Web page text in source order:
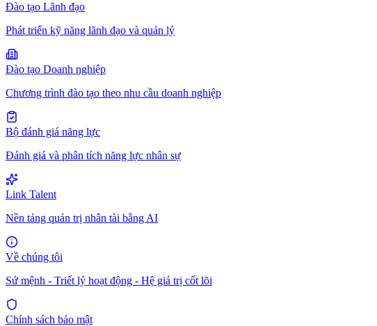
Đào tạo Lãnh đạo
Phát triển kỹ năng lãnh đạo và quản lý
Đào tạo Doanh nghiệp
Chương trình đào tạo theo nhu cầu doanh nghiệp
Bộ đánh giá năng lực
Đánh giá và phân tích năng lực nhân sự
Link Talent
Nền tảng quản trị nhân tài bằng AI
Về chúng tôi
Sứ mệnh - Triết lý hoạt động - Hệ giá trị cốt lõi
Chính sách bảo mật